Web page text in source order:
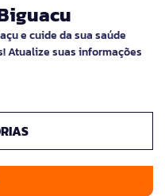
e cuide da sua saúde
Atualize suas informações